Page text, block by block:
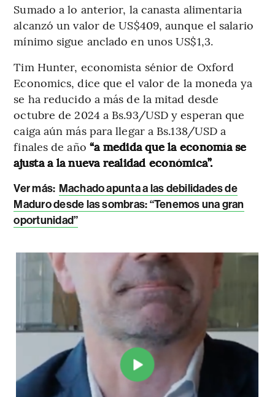
Sumado a lo anterior, la canasta alimentaria
alcanzó un valor de US$409, aunque el salario
mínimo sigue anclado en unos US$1,3.
Tim Hunter, economista sénior de Oxford
Economics, dice que el valor de la moneda ya
se ha reducido a más de la mitad desde
octubre de 2024 a Bs.93/USD y esperan que
caiga aún más para llegar a Bs.138/USD a
finales de año “a medida que la economía se
ajusta a la nueva realidad económica”.
Ver más: Machado apunta a las debilidades de
Maduro desde las sombras: “Tenemos una gran
oportunidad”